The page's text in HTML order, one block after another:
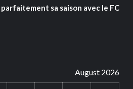
sa saison avec le FC
August 2026